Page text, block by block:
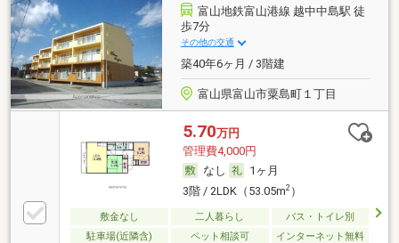
富山地鉄富山港線 越中中島駅 徒
歩7分
その他の交通
築40年6ヶ月 / 3階建
富山県富山市粟島町１丁目
5.70万円
管理費4,000円
なし
1ヶ月
3階 / 2LDK（53.05m2）
敷金なし 二人暮らし
バス・トイレ別
駐車場(近隣含)
ペット相談可 インターネット無料